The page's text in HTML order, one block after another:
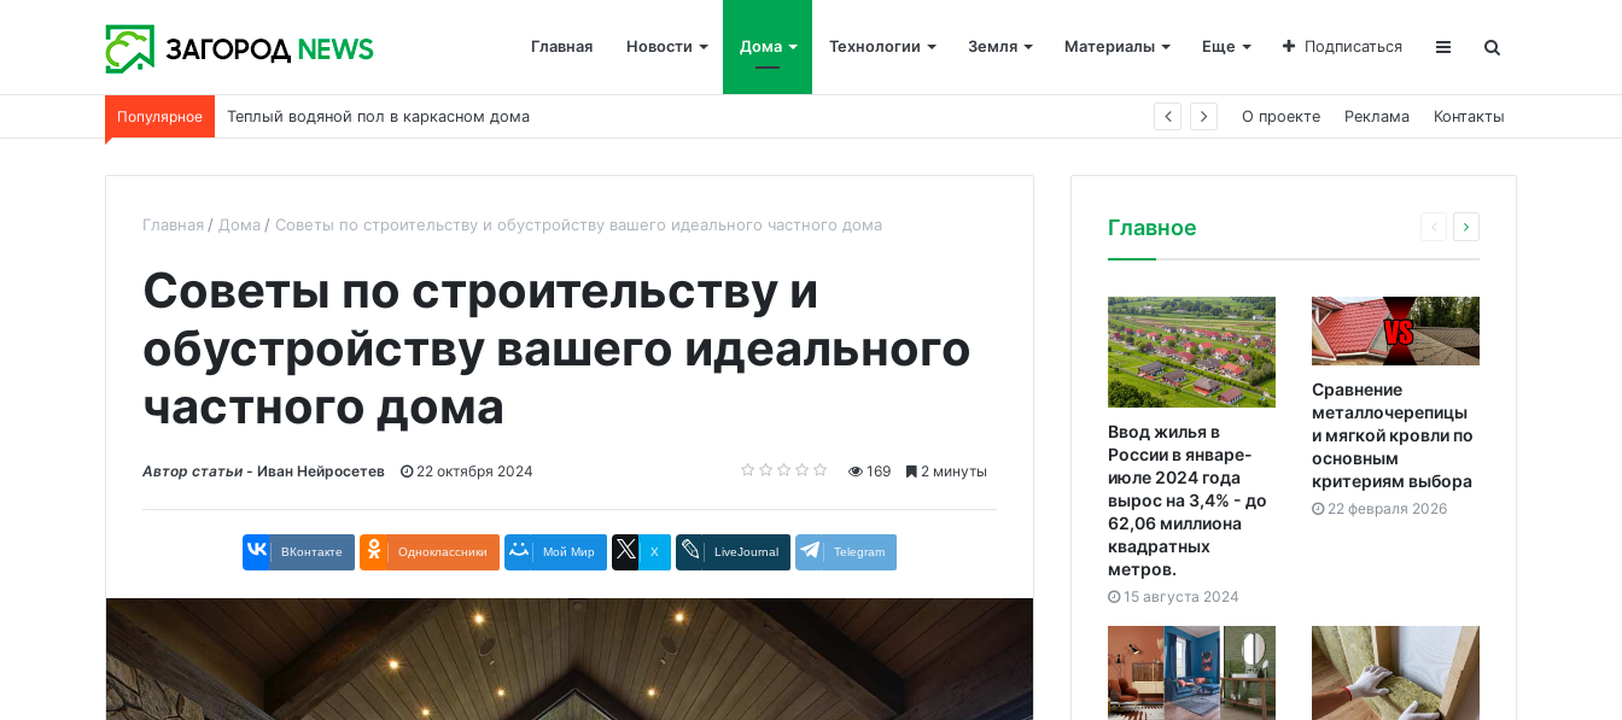
Главная Новости Дома Технологии Земля Материалы Еще Подписаться
Популярное Что такое пароизоляция и ее роль в утеплении дома О проекте Реклама Контакты
Главная Дома Советы по строительству и обустройству вашего идеального частного дома
Советы по строительству и
обустройству вашего идеального
частного дома
Автор статьи - Иван Нейросетев 22 октября 2024 169 2 минуты
ВКонтакте Одноклассники Мой Мир X LiveJournal Telegram
Главное
Ввод жилья в
России в январе-
июле 2024 года
вырос на 3,4% - до
62,06 миллиона
квадратных
метров.
15 августа 2024
Сравнение
металлочерепицы
и мягкой кровли по
основным
критериям выбора
22 февраля 2026